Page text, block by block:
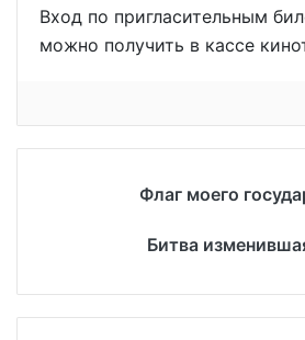
Вход по пригласительным
можно получить в кассе
Флаг моего
Битва